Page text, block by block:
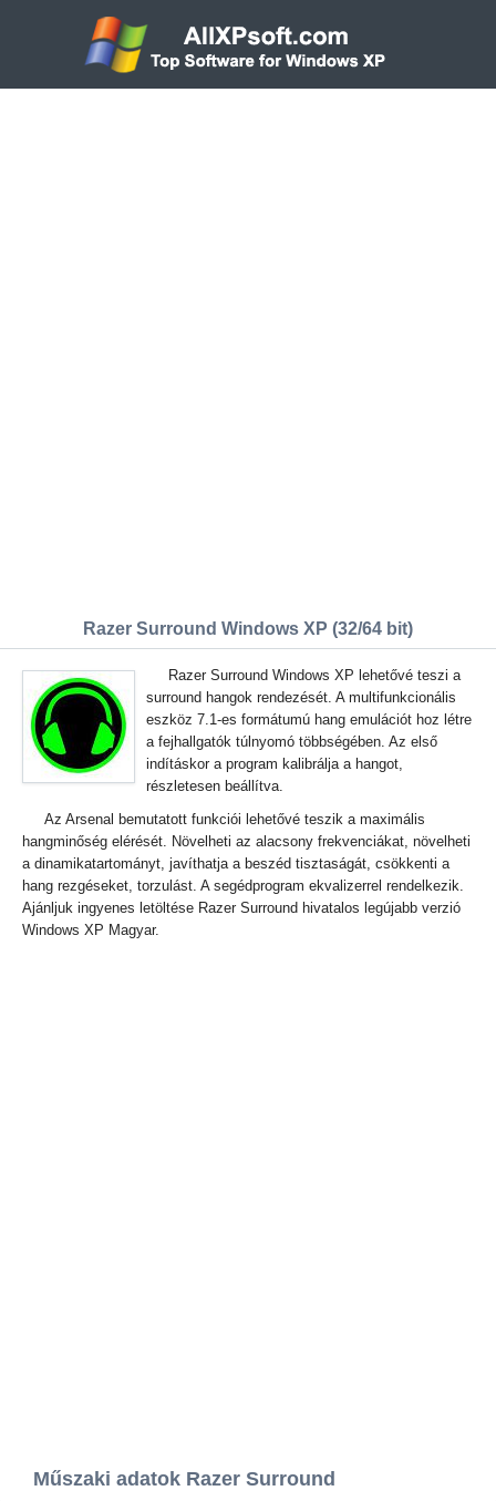
Razer Surround Windows XP (32/64 bit)
Razer Surround Windows XP lehetővé teszi a
surround hangok rendezését. A multifunkcionális
eszköz 7.1-es formátumú hang emulációt hoz létre
a fejhallgatók túlnyomó többségében. Az első
indításkor a program kalibrálja a hangot,
részletesen beállítva.
Az Arsenal bemutatott funkciói lehetővé teszik a maximális
hangminőség elérését. Növelheti az alacsony frekvenciákat, növelheti
a dinamikatartományt, javíthatja a beszéd tisztaságát, csökkenti a
hang rezgéseket, torzulást. A segédprogram ekvalizerrel rendelkezik.
Ajánljuk ingyenes letöltése Razer Surround hivatalos legújabb verzió
Windows XP Magyar.
Műszaki adatok Razer Surround